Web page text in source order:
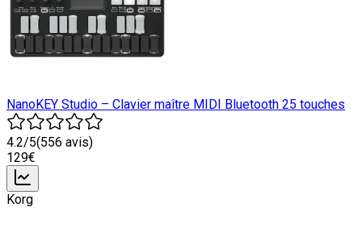
NanoKEY Studio – Clavier maître MIDI Bluetooth 25 touches
4.2/5(556 avis)
129€
Korg